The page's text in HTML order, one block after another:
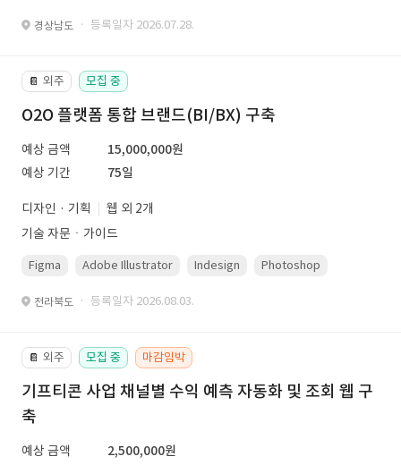
경상남도 · 등록일자 2026.07.28.
📔 외주 모집 중
O2O 플랫폼 통합 브랜드(BI/BX) 구축
예상 금액
15,000,000원
예상 기간
75일
디자인 · 기획
웹 외 2개
기술 자문ㆍ가이드
Figma Adobe Illustrator Indesign Photoshop
전라북도 · 등록일자 2026.08.03.
📔 외주 모집 중 마감임박
기프티콘 사업 채널별 수익 예측 자동화 및 조회 웹 구
축
예상 금액
2,500,000원